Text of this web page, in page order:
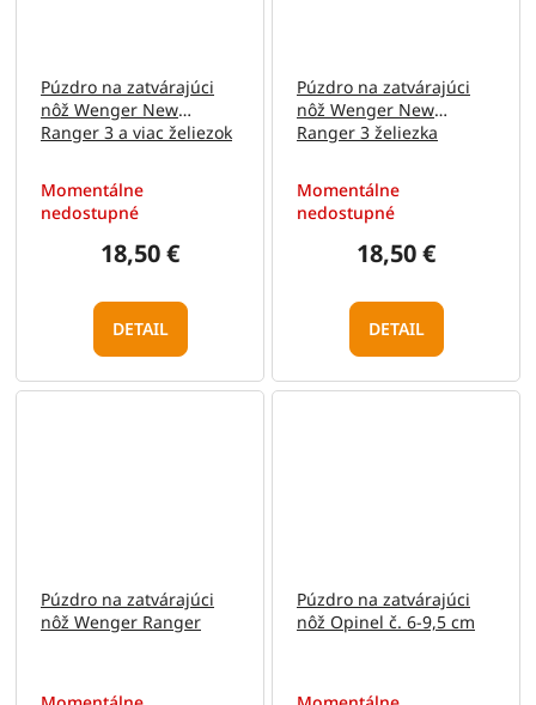
Púzdro na zatvárajúci
nôž Wenger New
Ranger 3 a viac želiezok
Momentálne
nedostupné
18,50 €
DETAIL
Púzdro na zatvárajúci
nôž Wenger New
Ranger 3 želiezka
Momentálne
nedostupné
18,50 €
DETAIL
Púzdro na zatvárajúci
nôž Wenger Ranger
Púzdro na zatvárajúci
nôž Opinel č. 6-9,5 cm